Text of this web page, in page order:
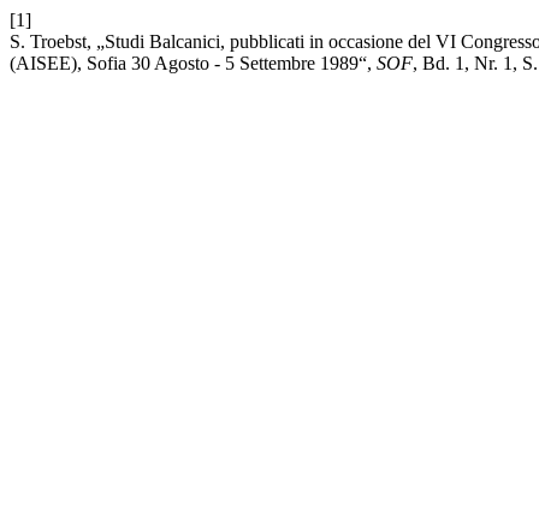
[1]
S. Troebst, „Studi Balcanici, pubblicati in occasione del VI
(AISEE), Sofia 30 Agosto - 5 Settembre 1989“, SOF, Bd. 1, Nr. 1,